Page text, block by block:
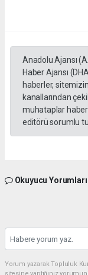
Anadolu Ajansı
Haber Ajansı
haberler,
kanallarından
muhataplar
editörü sorumlu
Okuyucu Yorumları
Yorum yazarak Topluluk